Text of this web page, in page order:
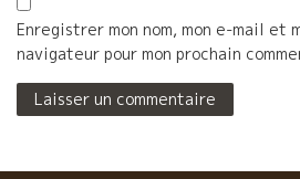
Enregistrer mon nom, mon e-mail et
navigateur pour mon prochain